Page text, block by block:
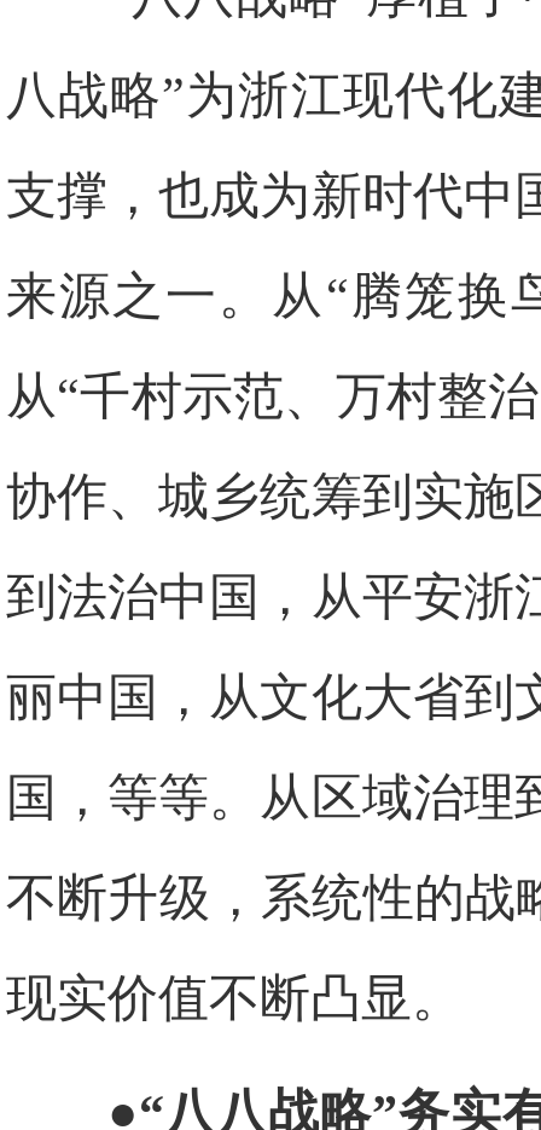
八战略”为浙江现代化
支撑，也成为新时代中
来源之一。从“腾笼换
从“千村示范、万村整
协作、城乡统筹到实施
到法治中国，从平安浙
丽中国，从文化大省到
国，等等。从区域治理
不断升级，系统性的战
现实价值不断凸显。
●“八八战略”务实